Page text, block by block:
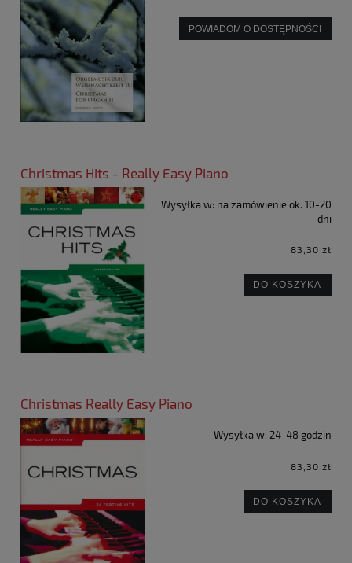
POWIADOM O DOSTĘPNOŚCI
Christmas Hits - Really Easy Piano
Wysyłka w: na zamówienie ok. 10-20
dni
83,30 zł
DO KOSZYKA
Christmas Really Easy Piano
Wysyłka w: 24-48 godzin
83,30 zł
DO KOSZYKA